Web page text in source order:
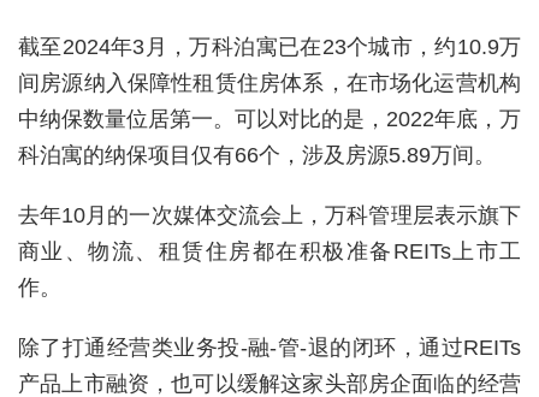
截至2024年3月，万科泊寓已在23个城市，约10.9万
间房源纳入保障性租赁住房体系，在市场化运营机构
中纳保数量位居第一。可以对比的是，2022年底，万
科泊寓的纳保项目仅有66个，涉及房源5.89万间。
去年10月的一次媒体交流会上，万科管理层表示旗下
商业、物流、租赁住房都在积极准备REITs上市工
作。
除了打通经营类业务投-融-管-退的闭环，通过REITs
产品上市融资，也可以缓解这家头部房企面临的经营